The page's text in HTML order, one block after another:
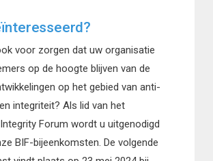
voor zorgen dat uw organisatie
op de hoogte blijven van de
op het gebied van anti-
integriteit? Als lid van het
Forum wordt u uitgenodigd
BIF-bijeenkomsten. De volgende